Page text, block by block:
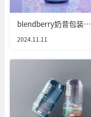
blendberry奶昔包装设
2024.11.11